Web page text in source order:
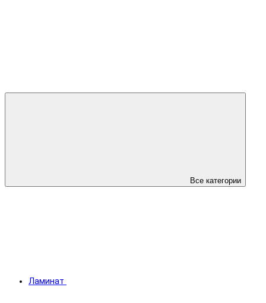
Все категории
Ламинат